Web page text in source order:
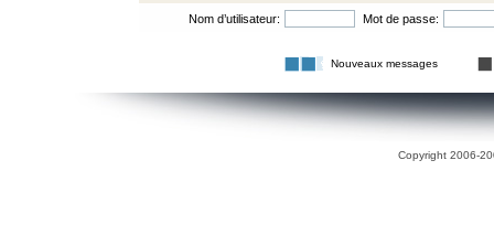
Nom d’utilisateur: Mot de passe:
Nouveaux messages
Copyright 2006-